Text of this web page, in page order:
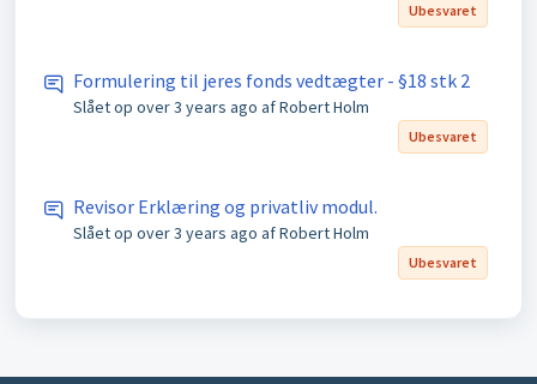
Ubesvaret
Formulering til jeres fonds vedtægter - §18 stk 2
Slået op over 3 years ago af Robert Holm
Ubesvaret
Revisor Erklæring og privatliv modul.
Slået op over 3 years ago af Robert Holm
Ubesvaret